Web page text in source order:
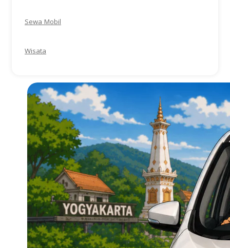
Sewa Mobil
Wisata